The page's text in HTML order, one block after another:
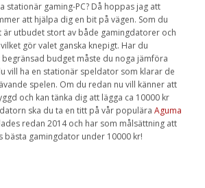
stationär gaming-PC? Då hoppas jag att
att hjälpa dig en bit på vägen. Som du
är utbudet stort av både gamingdatorer och
gör valet ganska knepigt. Har du
budget måste du noga jämföra
vill ha en stationär speldator som klarar de
spelen. Om du redan nu vill känner att
och kan tänka dig att lägga ca 10000 kr
ska du ta en titt på vår populära Aguma
redan 2014 och har som målsättning att
bästa gamingdator under 10000 kr!